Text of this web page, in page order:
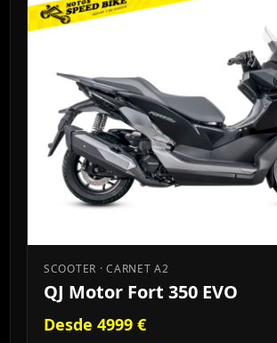
SCOOTER · CARNET A2
QJ Motor Fort 350 EVO
Desde 4999 €